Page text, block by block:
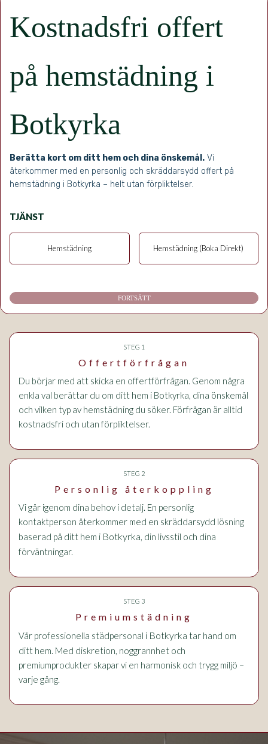
Kostnadsfri offert
på hemstädning i
Botkyrka
Berätta kort om ditt hem och dina önskemål. Vi
återkommer med en personlig och skräddarsydd offert på
hemstädning i Botkyrka – helt utan förpliktelser.
TJÄNST
Hemstädning Hemstädning (Boka Direkt)
FORTSÄTT
STEG 1
Offertförfrågan
Du börjar med att skicka en offertförfrågan. Genom några
enkla val berättar du om ditt hem i Botkyrka, dina önskemål
och vilken typ av hemstädning du söker. Förfrågan är alltid
kostnadsfri och utan förpliktelser.
STEG 2
Personlig återkoppling
Vi går igenom dina behov i detalj. En personlig
kontaktperson återkommer med en skräddarsydd lösning
baserad på ditt hem i Botkyrka, din livsstil och dina
förväntningar.
STEG 3
Premiumstädning
Vår professionella städpersonal i Botkyrka tar hand om
ditt hem. Med diskretion, noggrannhet och
premiumprodukter skapar vi en harmonisk och trygg miljö –
varje gång.